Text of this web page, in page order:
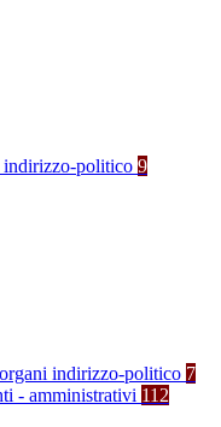
indirizzo-politico 9
indirizzo-politico 7
- amministrativi 112